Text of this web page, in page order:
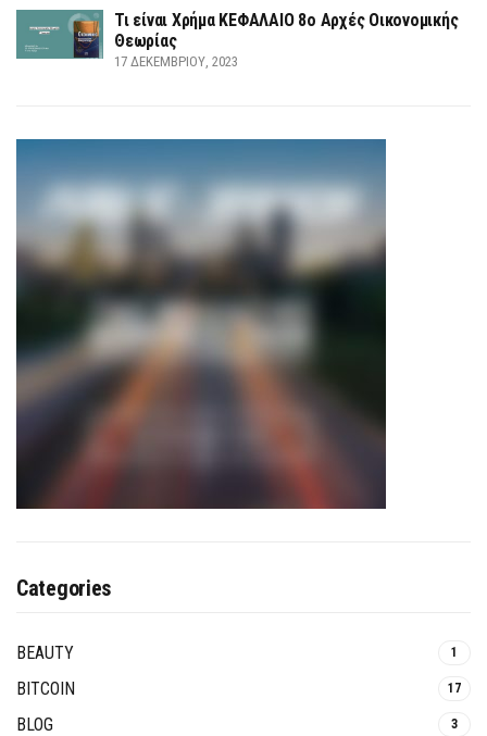
Τι είναι Χρήμα ΚΕΦΑΛΑΙΟ 8ο Αρχές Οικονομικής
Θεωρίας
17 ΔΕΚΕΜΒΡΊΟΥ, 2023
Categories
BEAUTY 1
BITCOIN 17
BLOG 3